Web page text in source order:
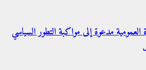
العمومية مدعوة إلى مواكبة التطور السياسي